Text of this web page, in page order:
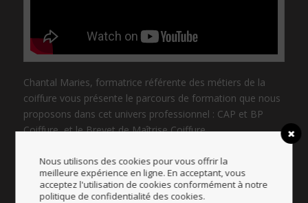
Chantal Maries, formatrice référente des métiers de la
coiffure vous présente le parcours de formation que nous
proposons dans cet univers professionnel : CAP et BP
Coiffure, et le Brevet de Maîtrise Coiffure.
EN SAVOIR + SUR LE CAP MÉTIERS DE LA COIFFURE
Nous utilisons des cookies pour vous offrir la
meilleure expérience en ligne. En acceptant, vous
acceptez l'utilisation de cookies conformément à notre
politique de confidentialité des cookies.